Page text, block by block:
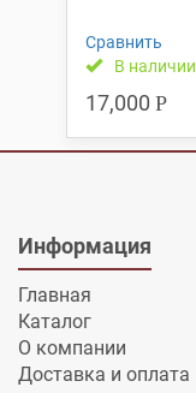
Сравнить
В наличии
17,000 Р
Информация
Главная
Каталог
О компании
Доставка и оплата